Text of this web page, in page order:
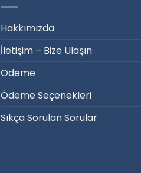
Hakkımızda
İletişim – Bize Ulaşın
Ödeme
Ödeme Seçenekleri
Sıkça Sorulan Sorular